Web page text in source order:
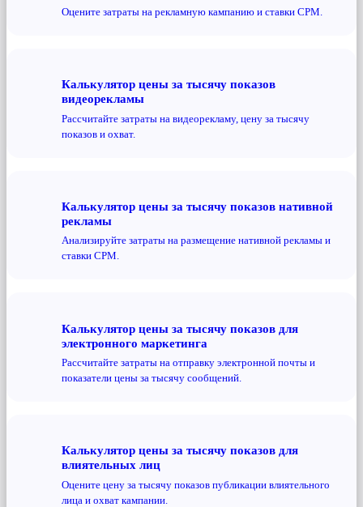
Оцените затраты на рекламную кампанию и ставки CPM.
Калькулятор цены за тысячу показов
видеорекламы
Рассчитайте затраты на видеорекламу, цену за тысячу
показов и охват.
Калькулятор цены за тысячу показов нативной
рекламы
Анализируйте затраты на размещение нативной рекламы и
ставки CPM.
Калькулятор цены за тысячу показов для
электронного маркетинга
Рассчитайте затраты на отправку электронной почты и
показатели цены за тысячу сообщений.
Калькулятор цены за тысячу показов для
влиятельных лиц
Оцените цену за тысячу показов публикации влиятельного
лица и охват кампании.